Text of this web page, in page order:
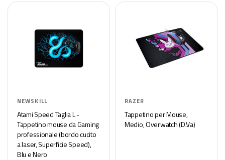
NEWSKILL
Atami Speed Taglia L -
Tappetino mouse da Gaming
professionale (bordo cucito
a laser, Superficie Speed),
Blu e Nero
RAZER
Tappetino per Mouse,
Medio, Overwatch (D.Va)